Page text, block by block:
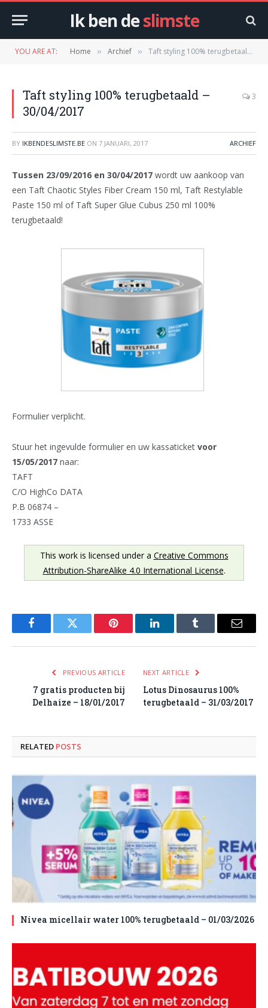
Ik ben deslimste
YOU ARE AT: Home » Archief » Taft styling 100% terugbetaald – 30/04/2017
Taft styling 100% terugbetaald –
30/04/2017
3
BY IKBENDESLIMSTE.BE ON 7 JANUARI, 2017 ARCHIEF
Tussen 23/09/2016 en 30/04/2017 wordt uw aankoop van
een Taft Chaotic Styles Fiber Cream 150 ml, Taft Restylable
Paste 150 ml of Taft Super Glue Cubus 250 ml 100%
terugbetaald!
Formulier verplicht.
Stuur het ingevulde formulier en uw kassaticket voor
15/05/2017 naar:
TAFT
C/O HighCo DATA
P.B 06874 –
1733 ASSE
This work is licensed under a Creative Commons
Attribution-ShareAlike 4.0 International License.
FacebookTwitter Pinterest LinkedInTumblr Email
PREVIOUS ARTICLE
7 gratis producten bij
Delhaize – 18/01/2017
NEXT ARTICLE
Lotus Dinosaurus 100%
terugbetaald – 31/03/2017
RELATED POSTS
Nivea micellair water 100% terugbetaald – 01/03/2026